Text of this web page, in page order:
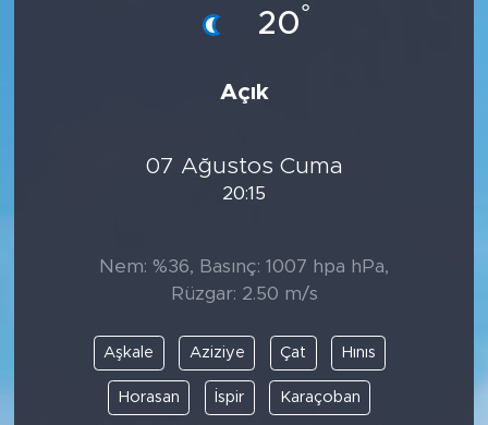
20°
Açık
07 Ağustos Cuma
20:15
Nem: %36, Basınç: 1007 hpa hPa,
Rüzgar: 2.50 m/s
Aşkale Aziziye Çat Hınıs
Horasan İspir Karaçoban